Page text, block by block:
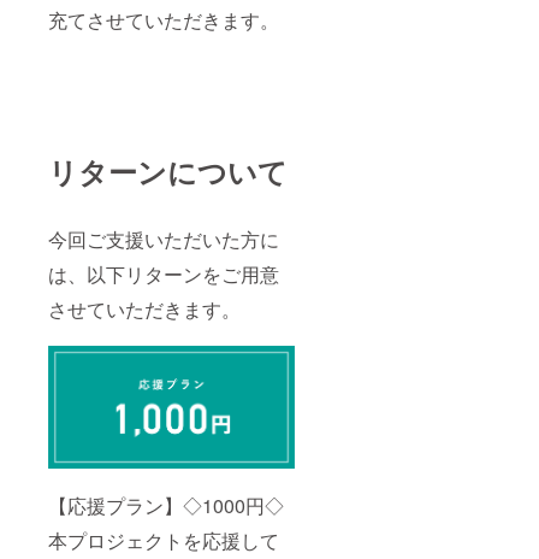
充てさせていただきます。
リターンについて
今回ご支援いただいた方に
は、以下リターンをご用意
させていただきます。
【応援プラン】◇1000円◇
本プロジェクトを応援して